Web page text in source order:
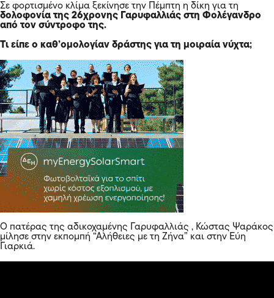
Σε φορτισμένο κλίμα ξεκίνησε την Πέμπτη η δίκη για τη
δολοφονία της 26χρονης Γαρυφαλλιάς στη Φολέγανδρο
από τον σύντροφο της.
Τι είπε ο καθ’ομολογίαν δράστης για τη μοιραία νύχτα;
Ο πατέρας της αδικοχαμένης Γαρυφαλλιάς , Κώστας Ψαράκος
μίλησε στην εκπομπή “Αλήθειες με τη Ζήνα” και στην Εύη
Γιαρκιά.